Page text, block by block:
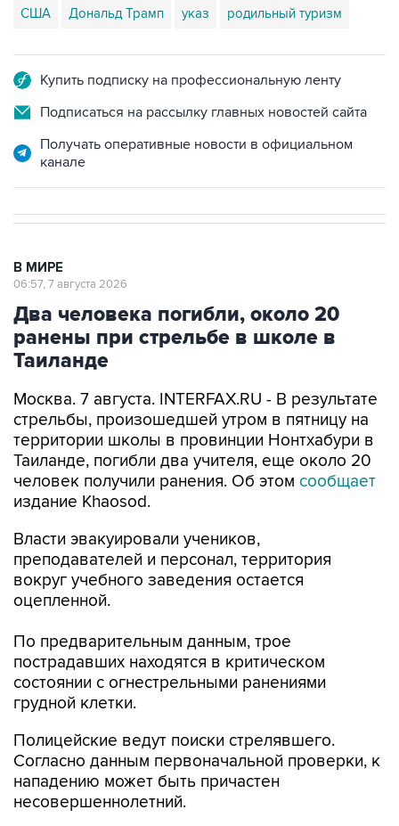
США Дональд Трамп указ родильный туризм
Купить подписку на профессиональную ленту
Подписаться на рассылку главных новостей сайта
Получать оперативные новости в официальном
канале
В МИРЕ
06:57, 7 августа 2026
Два человека погибли, около 20
ранены при стрельбе в школе в
Таиланде
Москва. 7 августа. INTERFAX.RU - В результате
стрельбы, произошедшей утром в пятницу на
территории школы в провинции Нонтхабури в
Таиланде, погибли два учителя, еще около 20
человек получили ранения. Об этом сообщает
издание Khaosod.
Власти эвакуировали учеников,
преподавателей и персонал, территория
вокруг учебного заведения остается
оцепленной.
По предварительным данным, трое
пострадавших находятся в критическом
состоянии с огнестрельными ранениями
грудной клетки.
Полицейские ведут поиски стрелявшего.
Согласно данным первоначальной проверки, к
нападению может быть причастен
несовершеннолетний.